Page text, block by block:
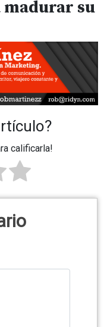
su
calificarla!